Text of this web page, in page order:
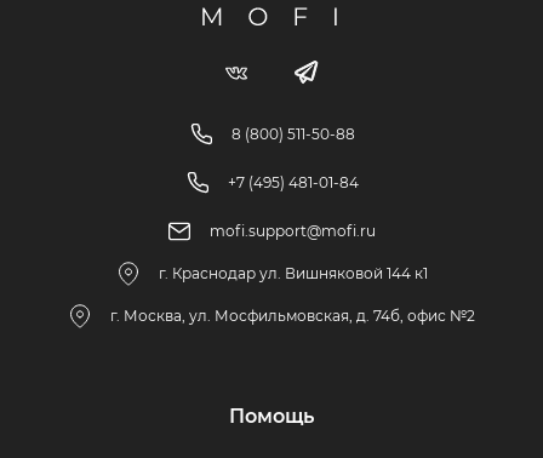
8 (800) 511-50-88
+7 (495) 481-01-84
mofi.support@mofi.ru
г. Краснодар ул. Вишняковой 144 к1
г. Москва, ул. Мосфильмовская, д. 74б, офис №2
Помощь